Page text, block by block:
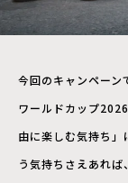
今回のキャンペーン
ワールドカップ
由に楽しむ気持ち
う気持ちさえあれ